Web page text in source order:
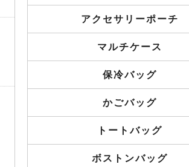
アクセサリーポーチ
マルチケース
保冷バッグ
かごバッグ
トートバッグ
ボストンバッグ